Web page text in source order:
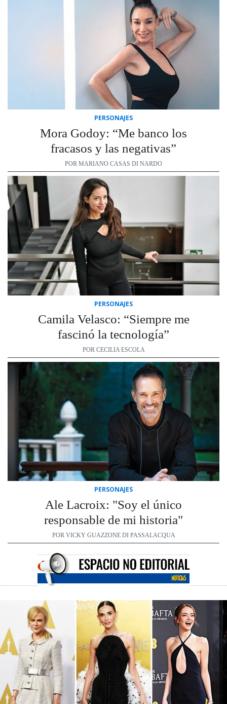
PERSONAJES
Mora Godoy: “Me banco los
fracasos y las negativas”
POR MARIANO CASAS DI NARDO
PERSONAJES
Camila Velasco: “Siempre me
fascinó la tecnología”
POR CECILIA ESCOLA
PERSONAJES
Ale Lacroix: "Soy el único
responsable de mi historia"
POR VICKY GUAZZONE DI PASSALACQUA